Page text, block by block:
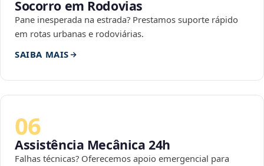
Socorro em Rodovias
Pane inesperada na estrada? Prestamos suporte rápido
em rotas urbanas e rodoviárias.
SAIBA MAIS
06
Assistência Mecânica 24h
Falhas técnicas? Oferecemos apoio emergencial para